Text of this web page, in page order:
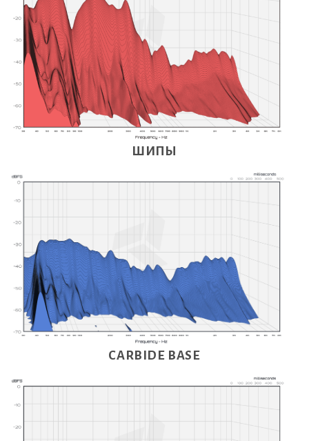
ШИПЫ
CARBIDE BASE